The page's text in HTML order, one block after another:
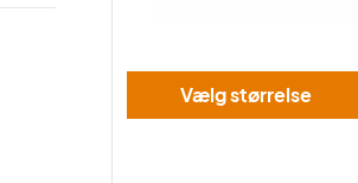
Vælg størrelse